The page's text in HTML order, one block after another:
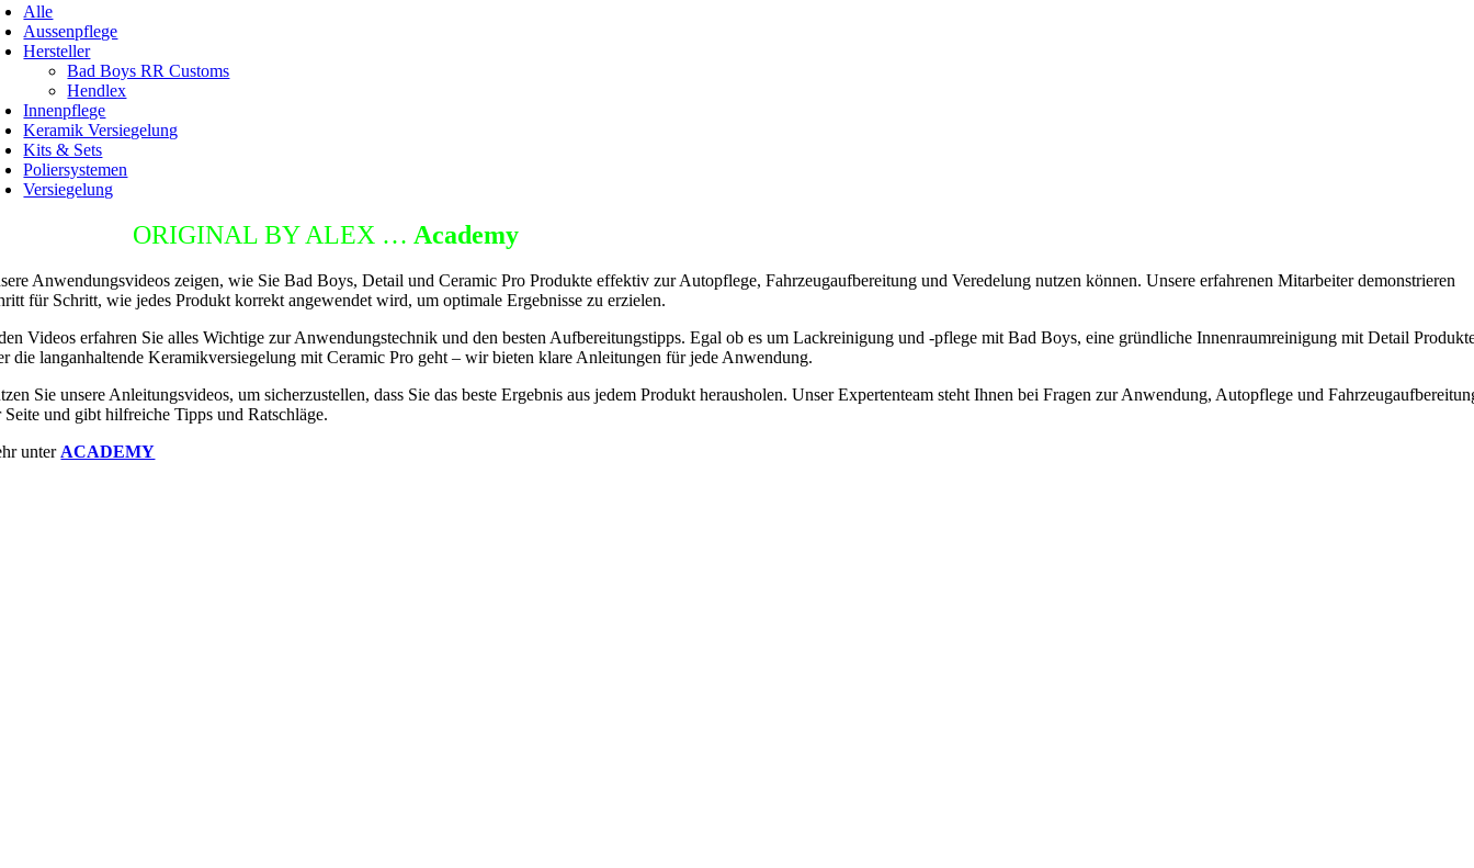
Alle
Aussenpflege
Hersteller
Bad Boys RR Customs
Hendlex
Innenpflege
Keramik Versiegelung
Kits & Sets
Poliersystemen
Versiegelung
ORIGINAL BY ALEX … Academy
Anwendungsvideos zeigen, wie Sie Bad Boys, Detail und Ceramic Pro Produkte effektiv zur Autopflege, Fahrzeugaufbereitung und Veredelung nutzen können. Unsere erfahrenen Mitarbeiter demonstrieren
für Schritt, wie jedes Produkt korrekt angewendet wird, um optimale Ergebnisse zu erzielen.
Videos erfahren Sie alles Wichtige zur Anwendungstechnik und den besten Aufbereitungstipps. Egal ob es um Lackreinigung und -pflege mit Bad Boys, eine gründliche Innenraumreinigung mit Detail
die langanhaltende Keramikversiegelung mit Ceramic Pro geht – wir bieten klare Anleitungen für jede Anwendung.
Sie unsere Anleitungsvideos, um sicherzustellen, dass Sie das beste Ergebnis aus jedem Produkt herausholen. Unser Expertenteam steht Ihnen bei Fragen zur Anwendung, Autopflege und
Seite und gibt hilfreiche Tipps und Ratschläge.
unter ACADEMY